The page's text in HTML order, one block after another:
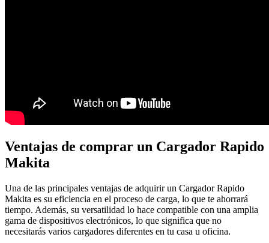
Ventajas de comprar un Cargador Rapido
Makita
Una de las principales ventajas de adquirir un Cargador Rapido
Makita es su eficiencia en el proceso de carga, lo que te ahorrará
tiempo. Además, su versatilidad lo hace compatible con una amplia
gama de dispositivos electrónicos, lo que significa que no
necesitarás varios cargadores diferentes en tu casa u oficina.